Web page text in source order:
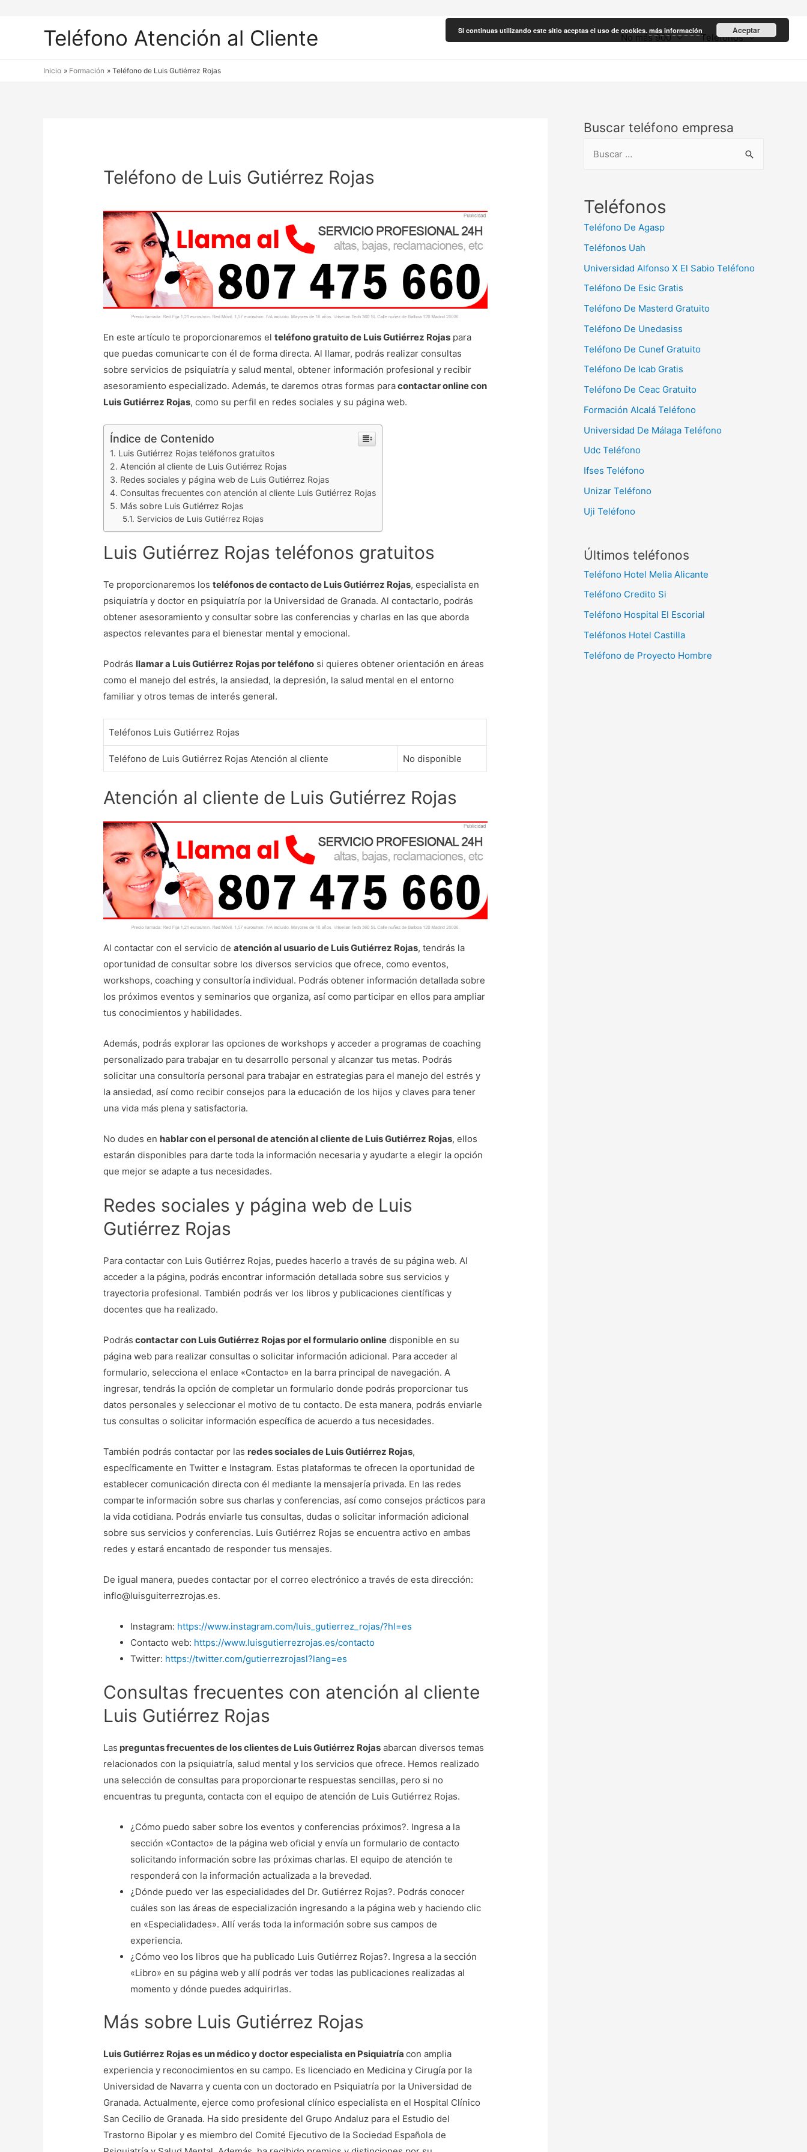
Teléfono Atención al Cliente No más 900 Teléfonos
Inicio Formación Teléfono de Luis Gutiérrez Rojas
Teléfono de Luis Gutiérrez Rojas
En este artículo te proporcionaremos elteléfono gratuito de Luis Gutiérrez Rojas para
que puedas comunicarte con él de forma directa. Al llamar, podrás realizar consultas
sobre servicios de psiquiatría y salud mental, obtener información profesional y recibir
asesoramiento especializado. Además, te daremos otras formas paracontactar online con
Luis Gutiérrez Rojas, como su perfil en redes sociales y su página web.
Índice de Contenido
Luis Gutiérrez Rojas teléfonos gratuitos
Atención al cliente de Luis Gutiérrez Rojas
Redes sociales y página web de Luis Gutiérrez Rojas
Consultas frecuentes con atención al cliente Luis Gutiérrez Rojas
Más sobre Luis Gutiérrez Rojas
Servicios de Luis Gutiérrez Rojas
Luis Gutiérrez Rojas teléfonos gratuitos
Te proporcionaremos losteléfonos de contacto de Luis Gutiérrez Rojas, especialista en
psiquiatría y doctor en psiquiatría por la Universidad de Granada. Al contactarlo, podrás
obtener asesoramiento y consultar sobre las conferencias y charlas en las que aborda
aspectos relevantes para el bienestar mental y emocional.
Podrás llamar a Luis Gutiérrez Rojas por teléfono si quieres obtener orientación en áreas
como el manejo del estrés, la ansiedad, la depresión, la salud mental en el entorno
familiar y otros temas de interés general.
Teléfonos Luis Gutiérrez Rojas
Teléfono de Luis Gutiérrez Rojas Atención al cliente No disponible
Atención al cliente de Luis Gutiérrez Rojas
Al contactar con el servicio deatención al usuario de Luis Gutiérrez Rojas, tendrás la
oportunidad de consultar sobre los diversos servicios que ofrece, como eventos,
workshops, coaching y consultoría individual. Podrás obtener información detallada sobre
los próximos eventos y seminarios que organiza, así como participar en ellos para ampliar
tus conocimientos y habilidades.
Además, podrás explorar las opciones de workshops y acceder a programas de coaching
personalizado para trabajar en tu desarrollo personal y alcanzar tus metas. Podrás
solicitar una consultoría personal para trabajar en estrategias para el manejo del estrés y
la ansiedad, así como recibir consejos para la educación de los hijos y claves para tener
una vida más plena y satisfactoria.
No dudes en hablar con el personal de atención al cliente de Luis Gutiérrez Rojas, ellos
estarán disponibles para darte toda la información necesaria y ayudarte a elegir la opción
que mejor se adapte a tus necesidades.
Redes sociales y página web de Luis
Gutiérrez Rojas
Para contactar con Luis Gutiérrez Rojas, puedes hacerlo a través de su página web. Al
acceder a la página, podrás encontrar información detallada sobre sus servicios y
trayectoria profesional. También podrás ver los libros y publicaciones científicas y
docentes que ha realizado.
Podrás contactar con Luis Gutiérrez Rojas por el formulario online disponible en su
página web para realizar consultas o solicitar información adicional. Para acceder al
formulario, selecciona el enlace «Contacto» en la barra principal de navegación. A
ingresar, tendrás la opción de completar un formulario donde podrás proporcionar tus
datos personales y seleccionar el motivo de tu contacto. De esta manera, podrás enviarle
tus consultas o solicitar información específica de acuerdo a tus necesidades.
También podrás contactar por las redes sociales de Luis Gutiérrez Rojas,
específicamente en Twitter e Instagram. Estas plataformas te ofrecen la oportunidad de
establecer comunicación directa con él mediante la mensajería privada. En las redes
comparte información sobre sus charlas y conferencias, así como consejos prácticos para
la vida cotidiana. Podrás enviarle tus consultas, dudas o solicitar información adicional
sobre sus servicios y conferencias. Luis Gutiérrez Rojas se encuentra activo en ambas
redes y estará encantado de responder tus mensajes.
De igual manera, puedes contactar por el correo electrónico a través de esta dirección:
inflo@luisguiterrezrojas.es.
Instagram: https://www.instagram.com/luis_gutierrez_rojas/?hl=es
Contacto web: https://www.luisgutierrezrojas.es/contacto
Twitter: https://twitter.com/gutierrezrojasl?lang=es
Consultas frecuentes con atención al cliente
Luis Gutiérrez Rojas
Las preguntas frecuentes de los clientes de Luis Gutiérrez Rojas abarcan diversos temas
relacionados con la psiquiatría, salud mental y los servicios que ofrece. Hemos realizado
una selección de consultas para proporcionarte respuestas sencillas, pero si no
encuentras tu pregunta, contacta con el equipo de atención de Luis Gutiérrez Rojas.
¿Cómo puedo saber sobre los eventos y conferencias próximos?. Ingresa a la
sección «Contacto» de la página web oficial y envía un formulario de contacto
solicitando información sobre las próximas charlas. El equipo de atención te
responderá con la información actualizada a la brevedad.
¿Dónde puedo ver las especialidades del Dr. Gutiérrez Rojas?. Podrás conocer
cuáles son las áreas de especialización ingresando a la página web y haciendo clic
en «Especialidades». Allí verás toda la información sobre sus campos de
experiencia.
¿Cómo veo los libros que ha publicado Luis Gutiérrez Rojas?. Ingresa a la sección
«Libro» en su página web y allí podrás ver todas las publicaciones realizadas al
momento y dónde puedes adquirirlas.
Más sobre Luis Gutiérrez Rojas
Luis Gutiérrez Rojas es un médico y doctor especialista en Psiquiatríacon amplia
experiencia y reconocimientos en su campo. Es licenciado en Medicina y Cirugía por la
Universidad de Navarra y cuenta con un doctorado en Psiquiatría por la Universidad de
Granada. Actualmente, ejerce como profesional clínico especialista en el Hospital Clínico
San Cecilio de Granada. Ha sido presidente del Grupo Andaluz para el Estudio del
Trastorno Bipolar y es miembro del Comité Ejecutivo de la Sociedad Española de
Buscar teléfono empresa
c
Teléfonos
Teléfono De Agasp
Teléfonos Uah
Universidad Alfonso X El Sabio Teléfono
Teléfono De Esic Gratis
Teléfono De Masterd Gratuito
Teléfono De Unedasiss
Teléfono De Cunef Gratuito
Teléfono De Icab Gratis
Teléfono De Ceac Gratuito
Formación Alcalá Teléfono
Universidad De Málaga Teléfono
Udc Teléfono
Ifses Teléfono
Unizar Teléfono
Uji Teléfono
Últimos teléfonos
Teléfono Hotel Melia Alicante
Teléfono Credito Si
Teléfono Hospital El Escorial
Teléfonos Hotel Castilla
Teléfono de Proyecto Hombre
Si continuas utilizando este sitio aceptas el uso de cookies. más información Aceptar